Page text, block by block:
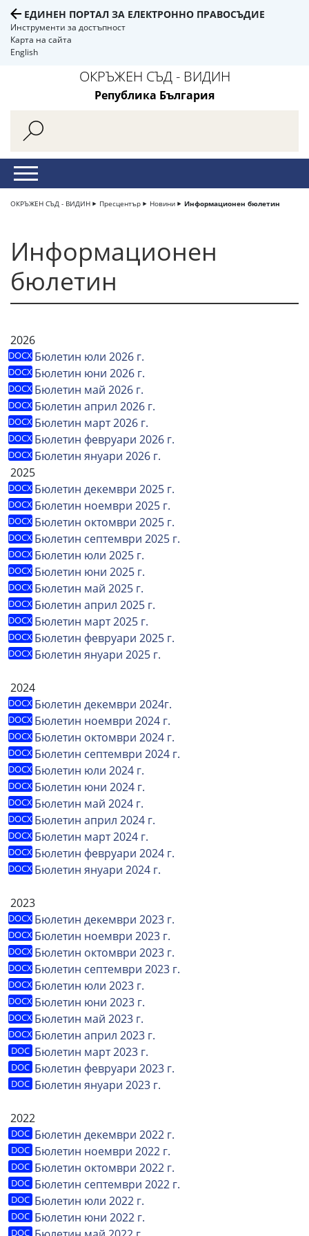
ЕДИНЕН ПОРТАЛ ЗА ЕЛЕКТРОННО ПРАВОСЪДИЕ
Инструменти за достъпност
Карта на сайта
English
ОКРЪЖЕН СЪД - ВИДИН
Република България
ОКРЪЖЕН СЪД - ВИДИН Пресцентър Новини Информационен бюлетин
Информационен
бюлетин
2026
Бюлетин юли 2026 г.
Бюлетин юни 2026 г.
Бюлетин май 2026 г.
Бюлетин април 2026 г.
Бюлетин март 2026 г.
Бюлетин февруари 2026 г.
Бюлетин януари 2026 г.
2025
Бюлетин декември 2025 г.
Бюлетин ноември 2025 г.
Бюлетин октомври 2025 г.
Бюлетин септември 2025 г.
Бюлетин юли 2025 г.
Бюлетин юни 2025 г.
Бюлетин май 2025 г.
Бюлетин април 2025 г.
Бюлетин март 2025 г.
Бюлетин февруари 2025 г.
Бюлетин януари 2025 г.
2024
Бюлетин декември 2024г.
Бюлетин ноември 2024 г.
Бюлетин октомври 2024 г.
Бюлетин септември 2024 г.
Бюлетин юли 2024 г.
Бюлетин юни 2024 г.
Бюлетин май 2024 г.
Бюлетин април 2024 г.
Бюлетин март 2024 г.
Бюлетин февруари 2024 г.
Бюлетин януари 2024 г.
2023
Бюлетин декември 2023 г.
Бюлетин ноември 2023 г.
Бюлетин октомври 2023 г.
Бюлетин септември 2023 г.
Бюлетин юли 2023 г.
Бюлетин юни 2023 г.
Бюлетин май 2023 г.
Бюлетин април 2023 г.
Бюлетин март 2023 г.
Бюлетин февруари 2023 г.
Бюлетин януари 2023 г.
2022
Бюлетин декември 2022 г.
Бюлетин ноември 2022 г.
Бюлетин октомври 2022 г.
Бюлетин септември 2022 г.
Бюлетин юли 2022 г.
Бюлетин юни 2022 г.